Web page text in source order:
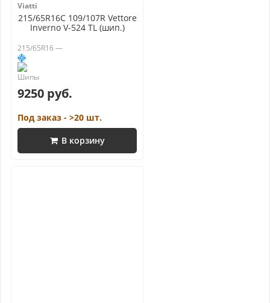
Viatti
215/65R16C 109/107R Vettore
Inverno V-524 TL (шип.)
215/65R16 —
9250 руб.
Под заказ - >20 шт.
В корзину